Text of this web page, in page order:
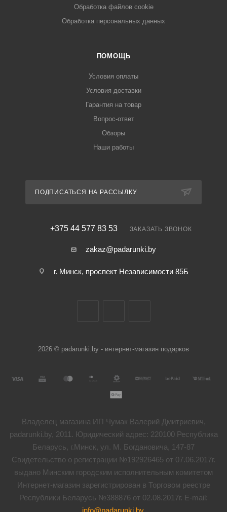
Обработка файлов cookie
Обработка персональных данных
ПОМОЩЬ
Условия оплаты
Условия доставки
Гарантия на товар
Вопрос-ответ
Обзоры
Наши работы
ПОДПИСАТЬСЯ НА РАССЫЛКУ
+375 44 577 83 53 ЗАКАЗАТЬ ЗВОНОК
zakaz@padarunki.by
г. Минск, проспект Независимости 85Б
2026 © padarunki.by - интернет-магазин подарков
Владелец магазина ИП Чумак Валерий Дмитриевич,
padarunki.by, 2011. Юридический адрес: 220100 Республика
Беларусь, г.Минск, ул. М. Богдановича, 147-87
Свидетельство о регистрации №192926465 от 07.06.2017г.
выдано Минским городским исполнительным комитетом
Интернет-магазин зарегистрирован в Торговом реестре
Республики Беларусь №388876 от 02.08.2017г. E-mail:
info@padarunki.by.